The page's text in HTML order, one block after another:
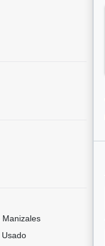
Manizales
Usado